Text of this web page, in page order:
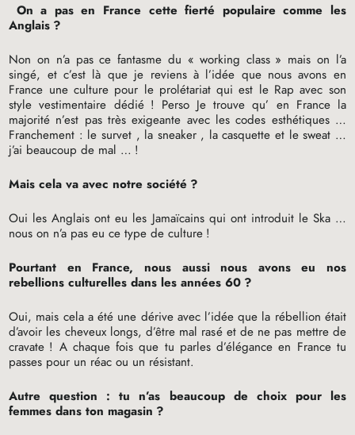
On a pas en France cette fierté populaire comme les
Anglais ?
Non on n’a pas ce fantasme du « working class » mais on l’a
singé, et c’est là que je reviens à l’idée que nous avons en
France une culture pour le prolétariat qui est le Rap avec son
style vestimentaire dédié ! Perso Je trouve qu’ en France la
majorité n’est pas très exigeante avec les codes esthétiques …
Franchement : le survet , la sneaker , la casquette et le sweat …
j’ai beaucoup de mal … !
Mais cela va avec notre société ?
Oui les Anglais ont eu les Jamaïcains qui ont introduit le Ska …
nous on n’a pas eu ce type de culture !
Pourtant en France, nous aussi nous avons eu nos
rebellions culturelles dans les années 60 ?
Oui, mais cela a été une dérive avec l’idée que la rébellion était
d’avoir les cheveux longs, d’être mal rasé et de ne pas mettre de
cravate ! A chaque fois que tu parles d’élégance en France tu
passes pour un réac ou un résistant.
Autre question : tu n’as beaucoup de choix pour les
femmes dans ton magasin ?